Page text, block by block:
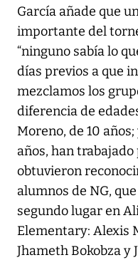
García añade que
importante del
“ninguno sabía lo
días previos a que
mezclamos los
diferencia de
Moreno, de 10
años, han
obtuvieron
alumnos de NG,
segundo lugar en
Elementary: Alexis
Jhameth Bokobza y